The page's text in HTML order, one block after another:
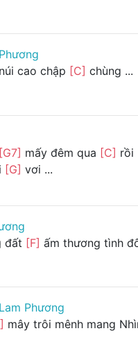
cao chập [C] chùng ...
[G7] mấy đêm qua [C] rồi
[G] vơi ...
đất [F] ấm thương tình
Lam Phương
mây trôi mênh mang